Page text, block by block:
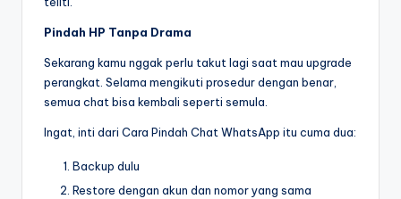
Pindah HP Tanpa Drama
Sekarang kamu nggak perlu takut lagi saat mau upgrade
perangkat. Selama mengikuti prosedur dengan benar,
semua chat bisa kembali seperti semula.
Ingat, inti dari Cara Pindah Chat WhatsApp itu cuma dua:
Backup dulu
Restore dengan akun dan nomor yang sama